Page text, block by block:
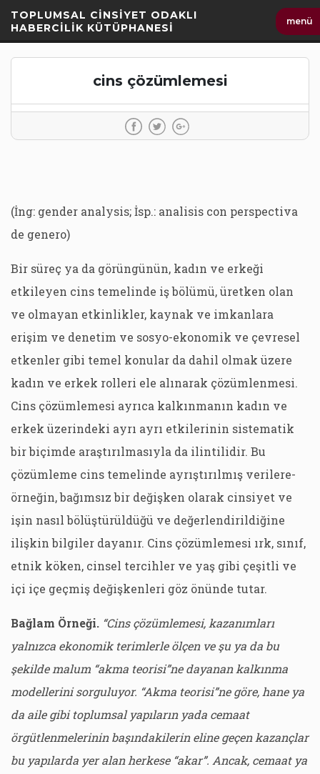
Geç
TOPLUMSAL CİNSİYET ODAKLI
HABERCİLİK KÜTÜPHANESİ
menü
cins çözümlemesi
(İng: gender analysis; İsp.: analisis con perspectiva
de genero)
Bir süreç ya da görüngünün, kadın ve erkeği
etkileyen cins temelinde iş bölümü, üretken olan
ve olmayan etkinlikler, kaynak ve imkanlara
erişim ve denetim ve sosyo-ekonomik ve çevresel
etkenler gibi temel konular da dahil olmak üzere
kadın ve erkek rolleri ele alınarak çözümlenmesi.
Cins çözümlemesi ayrıca kalkınmanın kadın ve
erkek üzerindeki ayrı ayrı etkilerinin sistematik
bir biçimde araştırılmasıyla da ilintilidir. Bu
çözümleme cins temelinde ayrıştırılmış verilere-
örneğin, bağımsız bir değişken olarak cinsiyet ve
işin nasıl bölüştürüldüğü ve değerlendirildiğine
ilişkin bilgiler dayanır. Cins çözümlemesi ırk, sınıf,
etnik köken, cinsel tercihler ve yaş gibi çeşitli ve
içi içe geçmiş değişkenleri göz önünde tutar.
Bağlam Örneği. “Cins çözümlemesi, kazanımları
yalnızca ekonomik terimlerle ölçen ve şu ya da bu
şekilde malum “akma teorisi”ne dayanan kalkınma
modellerini sorguluyor. “Akma teorisi”ne göre, hane ya
da aile gibi toplumsal yapıların yada cemaat
örgütlenmelerinin başındakilerin eline geçen kazançlar
bu yapılarda yer alan herkese “akar”. Ancak, cemaat ya